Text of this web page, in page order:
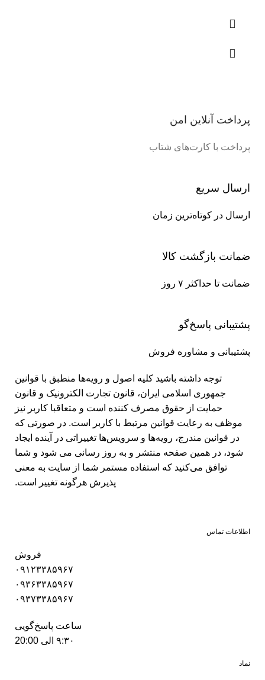
پرداخت آنلاین امن
پرداخت با کارت‌های شتاب
ارسال سریع
ارسال در کوتاه‌ترین زمان
ضمانت بازگشت کالا
ضمانت تا حداکثر ۷ روز
پشتیبانی پاسخ‌گو
پشتیبانی و مشاوره فروش
توجه داشته باشید کلیه اصول و رویه‏‌ها منطبق با قوانین
جمهوری اسلامی ایران، قانون تجارت الکترونیک و قانون
حمایت از حقوق مصرف کننده است و متعاقبا کاربر نیز
موظف به رعایت قوانین مرتبط با کاربر است. در صورتی که
در قوانین مندرج، رویه‏‌ها و سرویس‏‌ها تغییراتی در آینده ایجاد
شود، در همین صفحه منتشر و به روز رسانی می شود و شما
توافق می‏‌کنید که استفاده مستمر شما از سایت به معنی
پذیرش هرگونه تغییر است.
اطلاعات تماس
فروش
۰۹۱۲۳۳۸۵۹۶۷
۰۹۳۶۳۳۸۵۹۶۷
۰۹۳۷۳۳۸۵۹۶۷
ساعت پاسخ‌گویی
۹:۳۰ الی 20:00
نماد